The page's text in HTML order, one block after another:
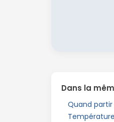
Dans la
Quand partir